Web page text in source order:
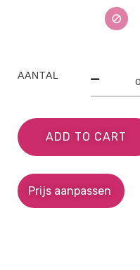
AANTAL
ADD TO CART
Prijs aanpassen